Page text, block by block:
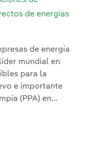
de energías
de energía
mundial en
para la
e importante
(PPA) en...
Holcim una nueva
Holcim una
con Holcim una